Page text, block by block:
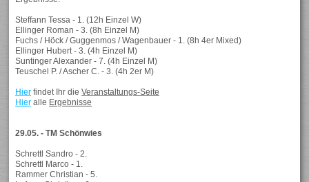
Steffann Tessa - 1. (12h Einzel W)
Ellinger Roman - 3. (8h Einzel M)
Fuchs / Höck / Guggenmos / Wagenbauer - 1. (8h 4er Mixed)
Ellinger Hubert - 3. (4h Einzel M)
Suntinger Alexander - 7. (4h Einzel M)
Teuschel P. / Ascher C. - 3. (4h 2er M)
Hier findet Ihr dieVeranstaltungs-Seite
Hier alle Ergebnisse
29.05. - TM Schönwies
Schrettl Sandro - 2.
Schrettl Marco - 1.
Rammer Christian - 5.